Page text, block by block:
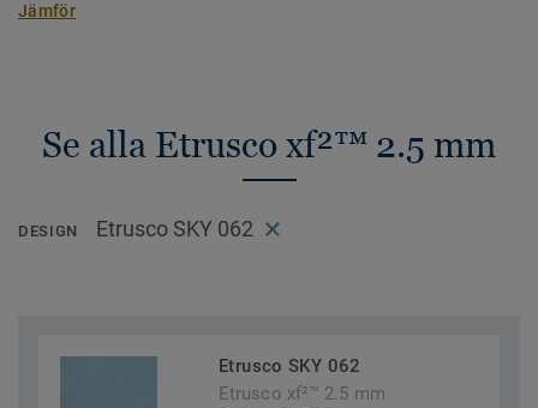
Jämför
Se alla Etrusco xf²™ 2.5 mm
DESIGN Etrusco SKY 062
Etrusco SKY 062
Etrusco xf²™ 2.5 mm